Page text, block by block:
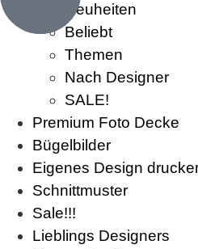
Neuheiten
Beliebt
Themen
Nach Designer
SALE!
Premium Foto Decke
Bügelbilder
Eigenes Design
Schnittmuster
Sale!!!
Lieblings Designers